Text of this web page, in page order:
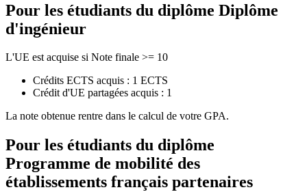
Pour les étudiants du diplôme Diplôme
d'ingénieur
L'UE est acquise si Note finale >= 10
Crédits ECTS acquis : 1 ECTS
Crédit d'UE partagées acquis : 1
La note obtenue rentre dans le calcul de votre GPA.
Pour les étudiants du diplôme
Programme de mobilité des
établissements français partenaires